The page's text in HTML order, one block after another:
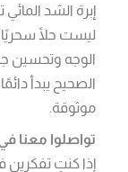
إبرة الشد
ليست حلًا
الوجه وتحسين
الصحيح يبدأ
موثوقة.
تواصلوا معنا
إذا كنتِ تفكرين